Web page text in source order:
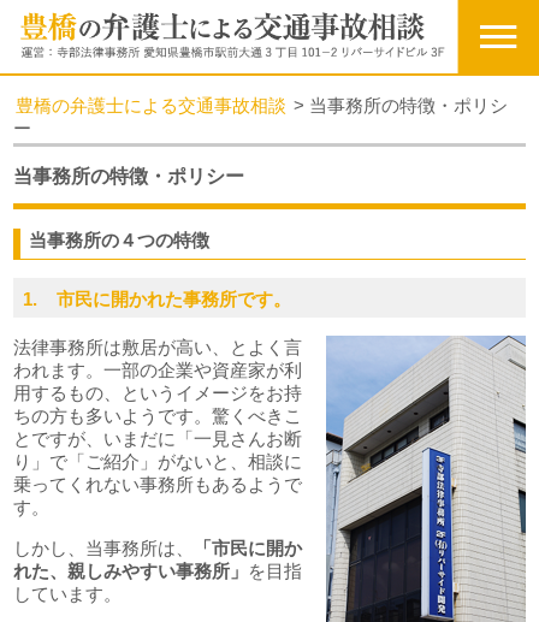
豊橋の弁護士による交通事故相談 > 当事務所の特徴・ポリシ
ー
当事務所の特徴・ポリシー
当事務所の４つの特徴
1. 市民に開かれた事務所です。
法律事務所は敷居が高い、とよく言
われます。一部の企業や資産家が利
用するもの、というイメージをお持
ちの方も多いようです。驚くべきこ
とですが、いまだに「一見さんお断
り」で「ご紹介」がないと、相談に
乗ってくれない事務所もあるようで
す。
しかし、当事務所は、
「市民に開か
れた、親しみやすい事務所」 を目指
しています。